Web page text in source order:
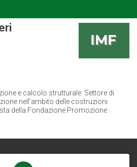
e calcolo strutturale. Settore di
nell'ambito delle costruzioni
della Fondazione Promozione